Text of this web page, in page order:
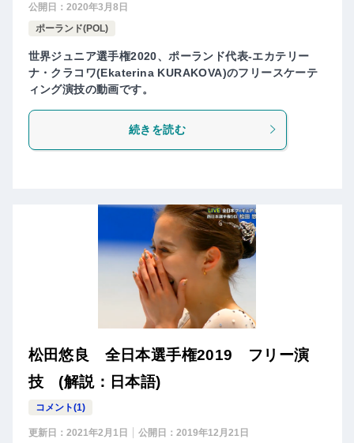
公開日： 2020年3月8日
ポーランド(POL)
世界ジュニア選手権2020、ポーランド代表-エカテリー
ナ・クラコワ(Ekaterina KURAKOVA)のフリースケーテ
ィング演技の動画です。
続きを読む
松田悠良 全日本選手権2019 フリー演
技 (解説：日本語)
コメント(1)
更新日： 2021年2月1日 公開日： 2019年12月21日